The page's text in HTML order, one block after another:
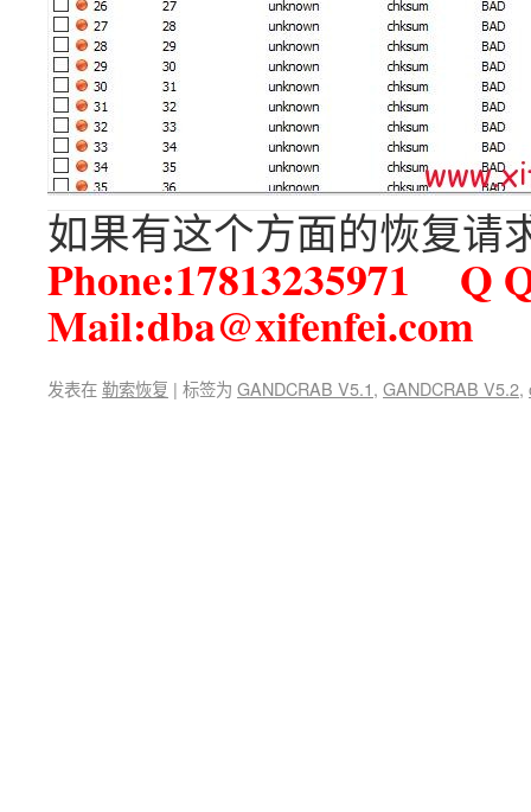
如果有这个方面的恢复请
Phone:17813235971 Q
Mail:dba@xifenfei.com
发表在勒索恢复 | 标签为 GANDCRAB V5.1, GANDCRAB V5.2,